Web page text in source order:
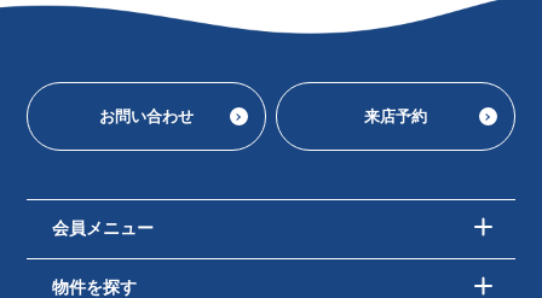
お問い合わせ 来店予約
会員メニュー
物件を探す